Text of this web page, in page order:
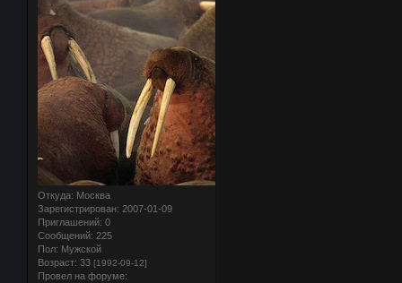
Откуда: Москва
Зарегистрирован: 2007-01-09
Приглашений: 0
Сообщений: 225
Пол: Мужской
Возраст: 33 [1992-09-12]
Провел на форуме: